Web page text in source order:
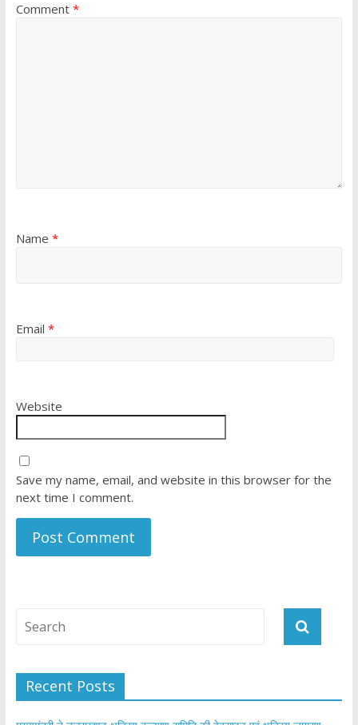
Comment *
Name *
Email *
Website
Save my name, email, and website in this browser for the
next time I comment.
Recent Posts